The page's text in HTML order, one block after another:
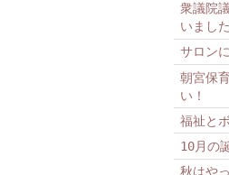
衆議院
いました
サロン
朝宮保
い！
福祉と
10月の
秋はや